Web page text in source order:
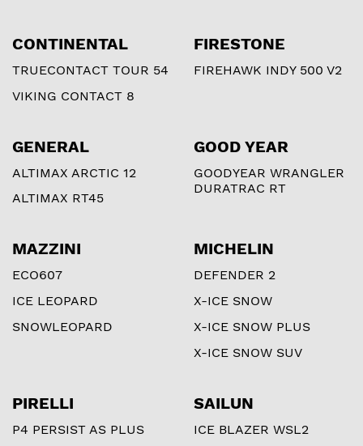
CONTINENTAL
TRUECONTACT TOUR 54
VIKING CONTACT 8
FIRESTONE
FIREHAWK INDY 500 V2
GENERAL
ALTIMAX ARCTIC 12
ALTIMAX RT45
GOOD YEAR
GOODYEAR WRANGLER
DURATRAC RT
MAZZINI
ECO607
ICE LEOPARD
SNOWLEOPARD
MICHELIN
DEFENDER 2
X-ICE SNOW
X-ICE SNOW PLUS
X-ICE SNOW SUV
PIRELLI
P4 PERSIST AS PLUS
SAILUN
ICE BLAZER WSL2